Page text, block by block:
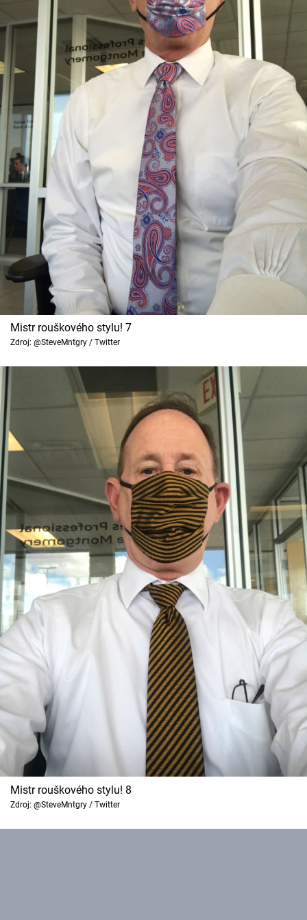
Mistr rouškového stylu! 7
Zdroj: @SteveMntgry / Twitter
Mistr rouškového stylu! 8
Zdroj: @SteveMntgry / Twitter